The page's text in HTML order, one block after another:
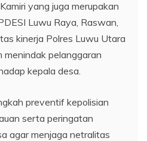
yang juga merupakan
Luwu Raya, Raswan,
kinerja Polres Luwu Utara
menindak pelanggaran
kepala desa.
preventif kepolisian
serta peringatan
agar menjaga netralitas